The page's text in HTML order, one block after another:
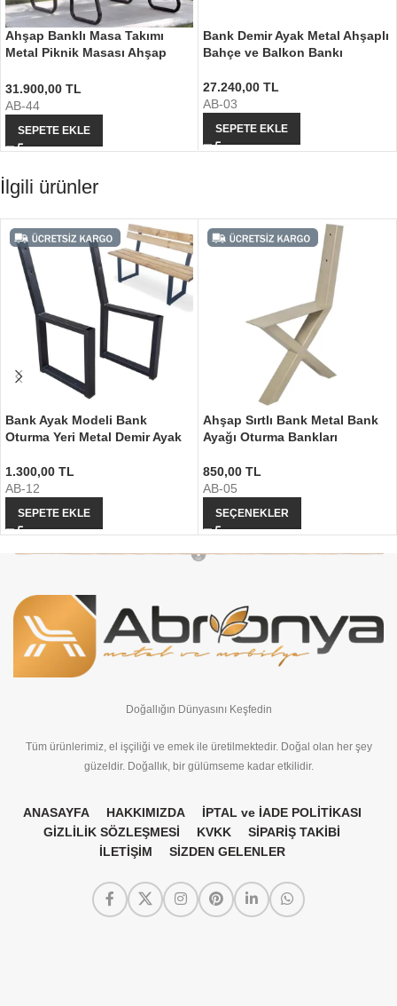
Ahşap Banklı Masa Takımı
Metal Piknik Masası Ahşap
31.900,00 TL
AB-44
SEPETE EKLE
Bank Demir Ayak Metal Ahşaplı
Bahçe ve Balkon Bankı
27.240,00 TL
AB-03
SEPETE EKLE
İlgili ürünler
Bank Ayak Modeli Bank
Oturma Yeri Metal Demir Ayak
1.300,00 TL
AB-12
SEPETE EKLE
Ahşap Sırtlı Bank Metal Bank
Ayağı Oturma Bankları
850,00 TL
AB-05
SEÇENEKLER
Doğallığın Dünyasını Keşfedin
Tüm ürünlerimiz, el işçiliği ve emek ile üretilmektedir. Doğal olan her şey
güzeldir. Doğallık, bir gülümseme kadar etkilidir.
ANASAYFA HAKKIMIZDA
İPTAL ve İADE POLİTİKASI
GİZLİLİK SÖZLEŞMESİ
KVKK
SİPARİŞ TAKİBİ
İLETİŞİM
SİZDEN GELENLER